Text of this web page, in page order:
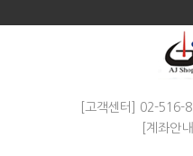
[고객센터] 02-516-
[계좌안